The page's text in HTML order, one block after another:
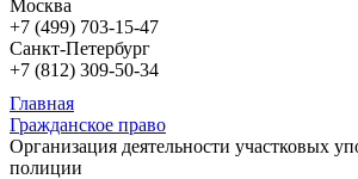
Москва
+7 (499) 703-15-47
Санкт-Петербург
+7 (812) 309-50-34
Главная
Гражданское право
Организация деятельности участковых
полиции